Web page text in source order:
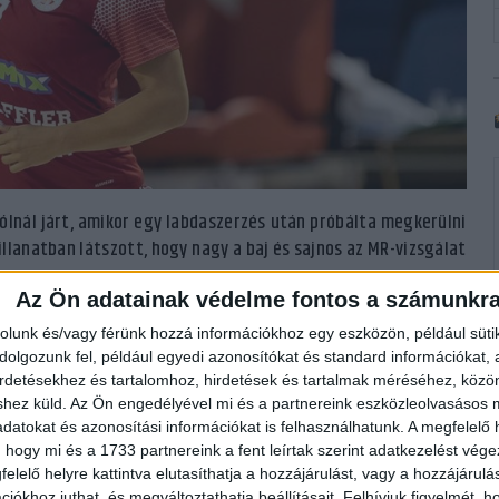
Az Ön adatainak védelme fontos a
és/vagy férünk hozzá információkhoz egy eszközön, például
fel, például egyedi azonosítókat és standard információkat,
és tartalomhoz, hirdetések és tartalmak méréséhez,
küld. Az Ön engedélyével mi és a partnereink eszközleolvasásos
és azonosítási információkat is felhasználhatunk. A megfelelő
hogy mi és a 1733 partnereink a fent leírtak szerint adatkezelést
helyre kattintva elutasíthatja a hozzájárulást, vagy a
járt, amikor egy labdaszerzés után próbálta megkerülni
látszott, hogy nagy a baj és sajnos az MR-vizsgálat
oldalszalagja és sérült a meniscusa. Műtét, majd hosszú